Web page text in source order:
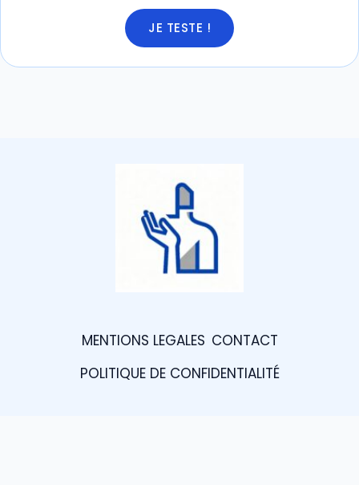
JE TESTE !
MENTIONS LEGALES CONTACT
POLITIQUE DE CONFIDENTIALITÉ